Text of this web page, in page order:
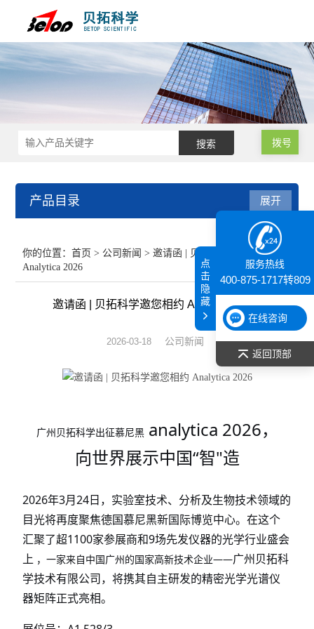
拨号
产品目录
纳米粒度仪
膜厚仪
光谱部件及外设
差示/热重/差热/热分析
扫描探针显微镜/原子力
激光粒度仪、纳米粒度仪
低温恒温器
荧光分光光度计（分子荧光
展开
你的位置：首页 > 公司新闻 > 邀请函 | 贝拓科学邀您相约
Analytica 2026
邀请函 | 贝拓科学邀您相约 Analytica 2026
2026-03-18 公司新闻
广州贝拓科学出征慕尼黑analytica 2026，
向世界展示中国“智"造
2026年3月24日，实验室技术、分析及生物技术领域的
目光将再度聚焦德国慕尼黑新国际博览中心。在这个
汇聚了超1100家参展商和9场先发仪器的光学行业盛会
上 ，一家来自中国广州的国家高新技术企业——广州贝拓科
学技术有限公司，将携其自主研发的精密光学光谱仪
器矩阵正式亮相。
服务热线
400-875-1717转809
在线咨询
返回顶部
点
击
隐
藏